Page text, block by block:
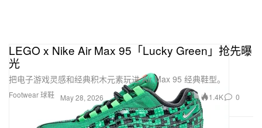
Footwear 球鞋
LEGO x Nike Air Max 95「Lucky Green」抢先曝
光
把电子游戏灵感和经典积木元素玩进 Air Max 95 经典鞋型。
May 28, 2026 1.4K 0